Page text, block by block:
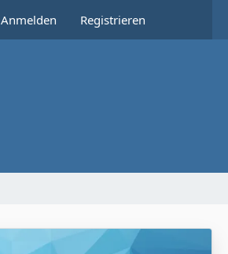
Anmelden Registrieren